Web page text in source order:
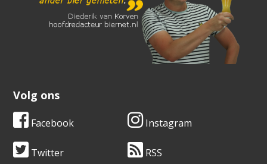
Volg ons
Facebook Instagram
Twitter RSS